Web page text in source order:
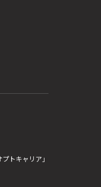
トキャリア」